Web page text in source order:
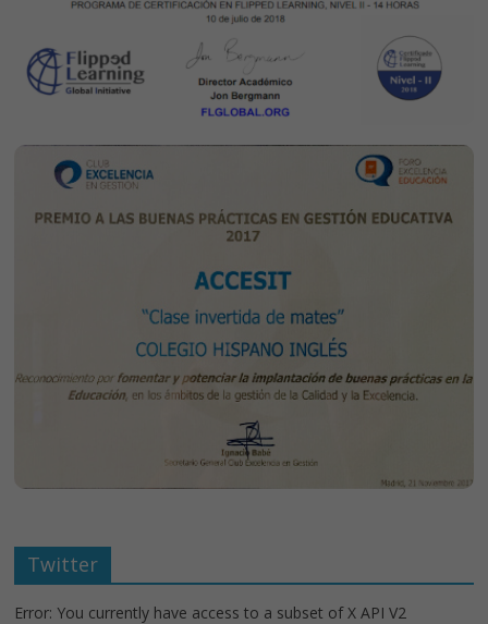
Twitter
Error: You currently have access to a subset of X API V2